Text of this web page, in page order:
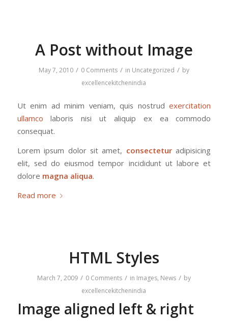
A Post without Image
May 7, 2010 / 0 Comments / in Uncategorized / by
excellencekitchenindia
Ut enim ad minim veniam, quis nostrudexercitation
ullamco laboris nisi ut aliquip ex ea commodo
consequat.
Lorem ipsum dolor sit amet, consecteturadipisicing
elit, sed do eiusmod tempor incididunt ut labore et
dolore magna aliqua.
Read more
HTML Styles
March 7, 2009 / 0 Comments / in Images, News / by
excellencekitchenindia
Image aligned left & right